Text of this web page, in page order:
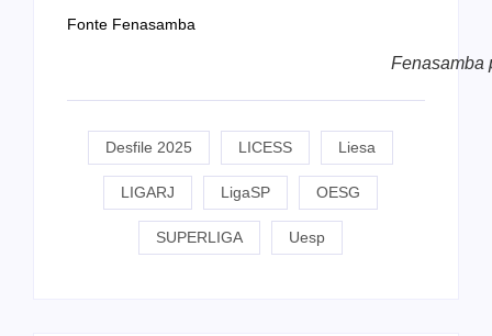
Fonte Fenasamba
Fenasamba
Desfile 2025 LICESS Liesa
LIGARJ LigaSP OESG
SUPERLIGA Uesp